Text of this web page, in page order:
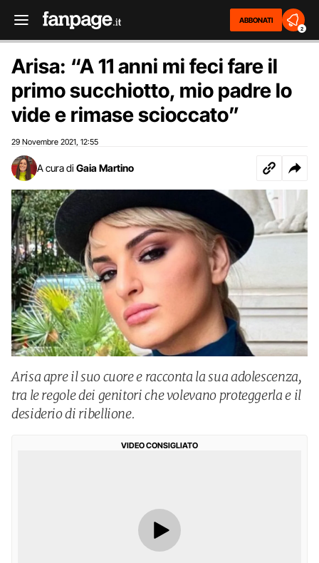
ABBONATI
2
Arisa: “A 11 anni mi feci fare il
primo succhiotto, mio padre lo
vide e rimase scioccato”
29 Novembre 2021 12:55
A cura di Gaia Martino
Arisa apre il suo cuore e racconta la sua adolescenza,
tra le regole dei genitori che volevano proteggerla e il
desiderio di ribellione.
VIDEO CONSIGLIATO